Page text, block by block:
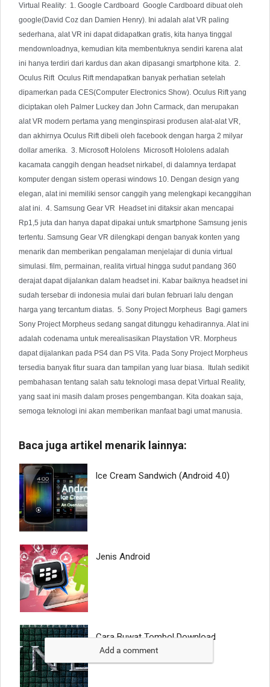
Virtual Reality:  1. Google Cardboard  Google Cardboard dibuat oleh
google(David Coz dan Damien Henry). Ini adalah alat VR paling
sederhana, alat VR ini dapat didapatkan gratis, kita hanya tinggal
mendownloadnya, kemudian kita membentuknya sendiri karena alat
ini hanya terdiri dari kardus dan akan dipasangi smartphone kita.  2.
Oculus Rift  Oculus Rift mendapatkan banyak perhatian setelah
dipamerkan pada CES(Computer Electronics Show). Oculus Rift yang
diciptakan oleh Palmer Luckey dan John Carmack, dan merupakan
alat VR modern pertama yang menginspirasi produsen alat-alat VR,
dan akhirnya Oculus Rift dibeli oleh facebook dengan harga 2 milyar
dollar amerika.  3. Microsoft Hololens  Microsoft Hololens adalah
kacamata canggih dengan headset nirkabel, di dalamnya terdapat
komputer dengan sistem operasi windows 10. Dengan design yang
elegan, alat ini memiliki sensor canggih yang melengkapi kecanggihan
alat ini.  4. Samsung Gear VR  Headset ini ditaksir akan mencapai
Rp1,5 juta dan hanya dapat dipakai untuk smartphone Samsung jenis
tertentu. Samsung Gear VR dilengkapi dengan banyak konten yang
menarik dan memberikan pengalaman menjelajar di dunia virtual
simulasi. film, permainan, realita virtual hingga sudut pandang 360
derajat dapat dijalankan dalam headset ini. Kabar baiknya headset ini
sudah tersebar di indonesia mulai dari bulan februari lalu dengan
harga yang tercantum diatas.  5. Sony Project Morpheus  Bagi gamers
Sony Project Morpheus sedang sangat ditunggu kehadirannya. Alat ini
adalah codenama untuk merealisasikan Playstation VR. Morpheus
dapat dijalankan pada PS4 dan PS Vita. Pada Sony Project Morpheus
tersedia banyak fitur suara dan tampilan yang luar biasa.  Itulah sedikit
pembahasan tentang salah satu teknologi masa depat Virtual Reality,
yang saat ini masih dalam proses pengembangan. Kita doakan saja,
semoga teknologi ini akan memberikan manfaat bagi umat manusia.
Add a comment